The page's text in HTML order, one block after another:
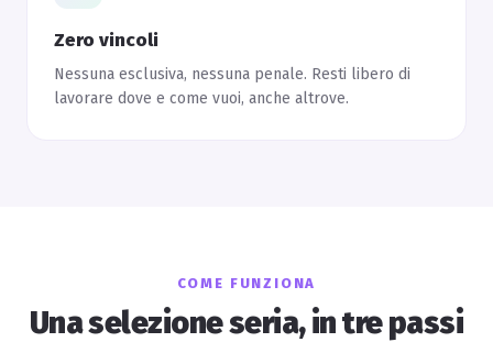
Zero vincoli
Nessuna esclusiva, nessuna penale. Resti libero di
lavorare dove e come vuoi, anche altrove.
COME FUNZIONA
Una selezione seria, in tre passi